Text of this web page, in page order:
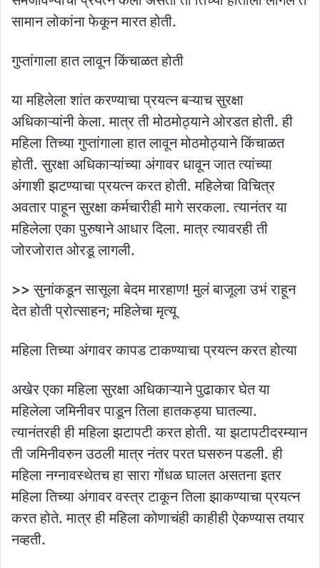
सामान लोकांना फेकून मारत होती.
गुप्तांगाला हात लावून किंचाळत होती
या महिलेला शांत करण्याचा प्रयत्न बऱ्याच सुरक्षा
अधिकाऱ्यांनी केला. मात्र ती मोठमोठ्याने ओरडत होती. ही
महिला तिच्या गुप्तांगाला हात लावून मोठमोठ्याने किंचाळत
होती. सुरक्षा अधिकाऱ्यांच्या अंगावर धावून जात त्यांच्या
अंगाशी झटण्याचा प्रयत्न करत होती. महिलेचा विचित्र
अवतार पाहून सुरक्षा कर्मचारीही मागे सरकला. त्यानंतर या
महिलेला एका पुरुषाने आधार दिला. मात्र त्यावरही ती
जोरजोरात ओरडू लागली.
>> सुनांकडून सासूला बेदम मारहाण! मुलं बाजूला उभं राहून
देत होती प्रोत्साहन; महिलेचा मृत्यू
महिला तिच्या अंगावर कापड टाकण्याचा प्रयत्न करत होत्या
अखेर एका महिला सुरक्षा अधिकाऱ्याने पुढाकार घेत या
महिलेला जमिनीवर पाडून तिला हातकड्या घातल्या.
त्यानंतरही ही महिला झटापटी करत होती. या झटापटीदरम्यान
ती जमिनीवरुन उठली मात्र नंतर परत घसरुन पडली. ही
महिला नग्नावस्थेतच हा सारा गोंधळ घालत असतना इतर
महिला तिच्या अंगावर वस्त्र टाकून तिला झाकण्याचा प्रयत्न
करत होते. मात्र ही महिला कोणाचंही काहीही ऐकण्यास तयार
नव्हती.